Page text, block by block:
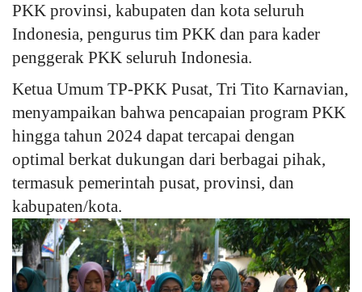
PKK provinsi, kabupaten dan kota seluruh
Indonesia, pengurus tim PKK dan para kader
penggerak PKK seluruh Indonesia.
Ketua Umum TP-PKK Pusat, Tri Tito Karnavian,
menyampaikan bahwa pencapaian program PKK
hingga tahun 2024 dapat tercapai dengan
optimal berkat dukungan dari berbagai pihak,
termasuk pemerintah pusat, provinsi, dan
kabupaten/kota.